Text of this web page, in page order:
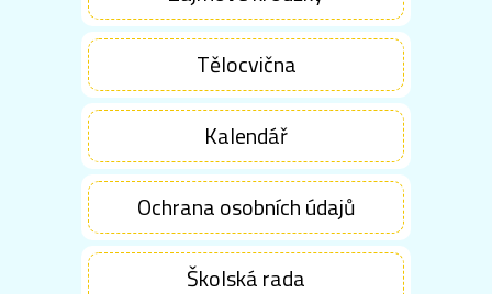
Tělocvična
Kalendář
Ochrana osobních údajů
Školská rada